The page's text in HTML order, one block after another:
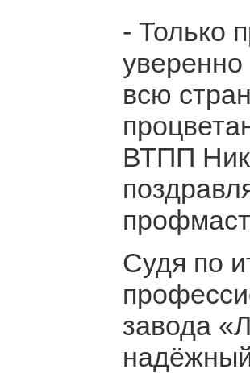
- Только
уверенно
всю
ВТПП
Судя по
завода